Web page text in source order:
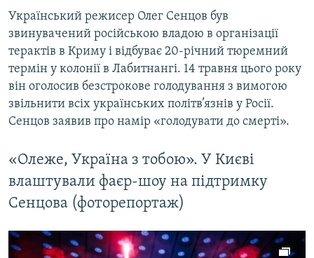
Український режисер Олег Сенцов був
звинувачений російською владою в організації
терактів в Криму і відбуває 20-річний тюремний
термін у колонії в Лабитнангі. 14 травня цього року
він оголосив безстрокове голодування з вимогою
звільнити всіх українських політв’язнів у Росії.
Сенцов заявив про намір «голодувати до смерті».
«Олеже, Україна з тобою». У Києві
влаштували фаєр-шоу на підтримку
Сенцова (фоторепортаж)